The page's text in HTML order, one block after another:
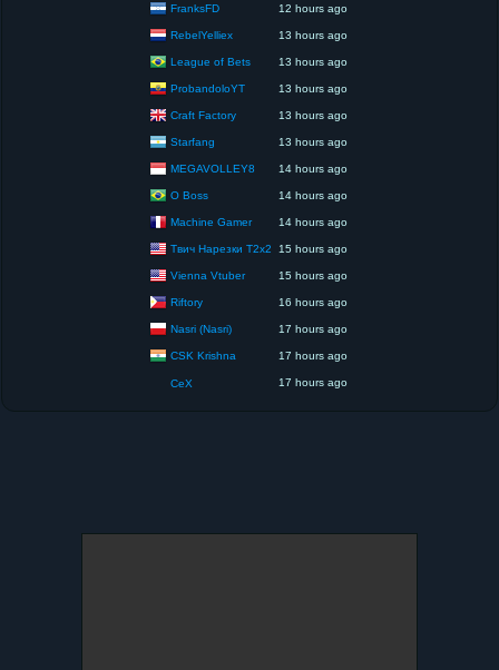
FranksFD 12 hours ago
RebelYelliex 13 hours ago
League of Bets 13 hours ago
ProbandoloYT 13 hours ago
Craft Factory 13 hours ago
Starfang 13 hours ago
MEGAVOLLEY8 14 hours ago
O Boss 14 hours ago
Machine Gamer 14 hours ago
Твич Нарезки T2x2 15 hours ago
Vienna Vtuber 15 hours ago
Riftory 16 hours ago
Nasri (Nasri) 17 hours ago
CSK Krishna 17 hours ago
CeX 17 hours ago